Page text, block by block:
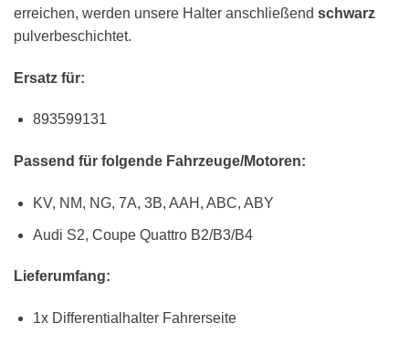
erreichen, werden unsere Halter anschließend schwarz
pulverbeschichtet.
Ersatz für:
893599131
Passend für folgende Fahrzeuge/Motoren:
KV, NM, NG, 7A, 3B, AAH, ABC, ABY
Audi S2, Coupe Quattro B2/B3/B4
Lieferumfang:
1x Differentialhalter Fahrerseite